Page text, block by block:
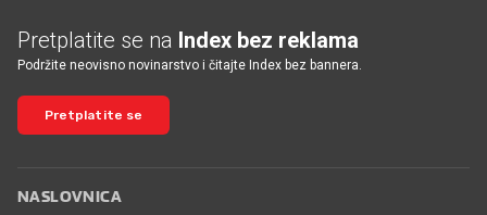
Pretplatite se na Index bez reklama
Podržite neovisno novinarstvo i čitajte Index bez bannera.
Pretplatite se
NASLOVNICA